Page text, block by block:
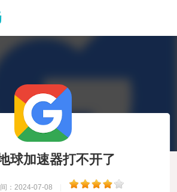
球加速器打不开了
：2024-07-08